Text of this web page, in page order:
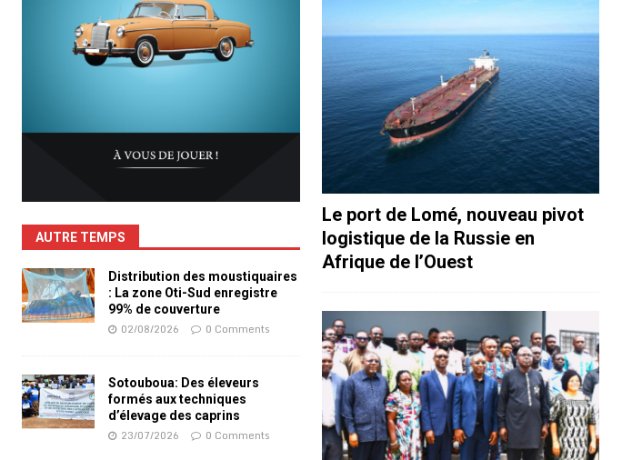
AUTRE TEMPS
Distribution des moustiquaires
: La zone Oti-Sud enregistre
99% de couverture
02/08/2026 0 Comments
Sotouboua: Des éleveurs
formés aux techniques
d’élevage des caprins
23/07/2026 0 Comments
Le port de Lomé, nouveau pivot
logistique de la Russie en
Afrique de l’Ouest